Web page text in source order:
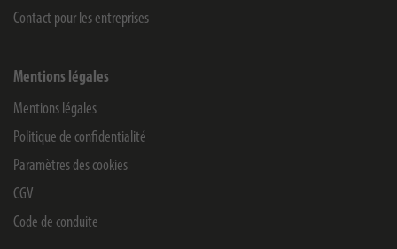
Contact pour les entreprises
Mentions légales
Mentions légales
Politique de confidentialité
Paramètres des cookies
CGV
Code de conduite